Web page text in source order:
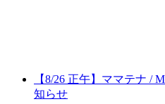
【8/26 正午】ママテナ /
知らせ